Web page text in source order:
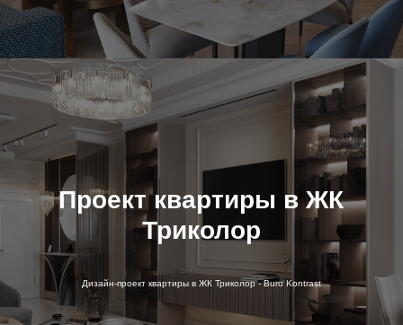
Проект квартиры в ЖК
Триколор
Дизайн-проект квартиры в ЖК Триколор - Buro Kontrast